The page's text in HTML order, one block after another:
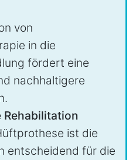
von
in die
fördert eine
nachhaltigere
Rehabilitation
ist die
entscheidend für die